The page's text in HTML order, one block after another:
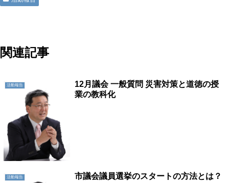
関連記事
活動報告
12月議会 一般質問 災害対策と道徳の授
業の教科化
活動報告 市議会議員選挙のスタートの方法とは？